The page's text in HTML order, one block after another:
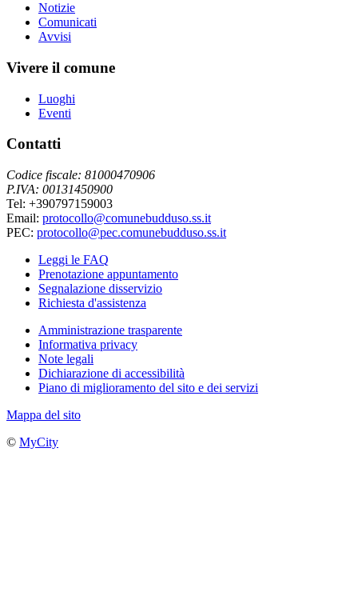
Notizie
Comunicati
Avvisi
Vivere il comune
Luoghi
Eventi
Contatti
Codice fiscale: 81000470906
P.IVA: 00131450900
Tel: +390797159003
Email: protocollo@comunebudduso.ss.it
PEC: protocollo@pec.comunebudduso.ss.it
Leggi le FAQ
Prenotazione appuntamento
Segnalazione disservizio
Richiesta d'assistenza
Amministrazione trasparente
Informativa privacy
Note legali
Dichiarazione di accessibilità
Piano di miglioramento del sito e dei servizi
Mappa del sito
© MyCity